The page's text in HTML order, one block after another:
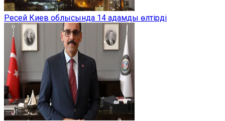
Ресей Киев облысында 14 адамды өлтірді